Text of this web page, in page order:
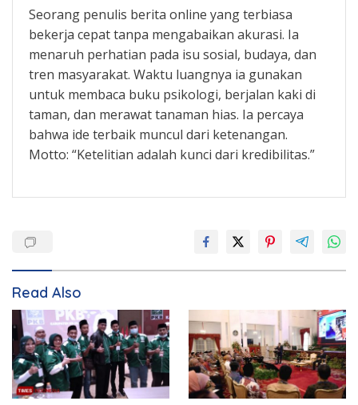
Seorang penulis berita online yang terbiasa
bekerja cepat tanpa mengabaikan akurasi. Ia
menaruh perhatian pada isu sosial, budaya, dan
tren masyarakat. Waktu luangnya ia gunakan
untuk membaca buku psikologi, berjalan kaki di
taman, dan merawat tanaman hias. Ia percaya
bahwa ide terbaik muncul dari ketenangan.
Motto: “Ketelitian adalah kunci dari kredibilitas.”
Read Also